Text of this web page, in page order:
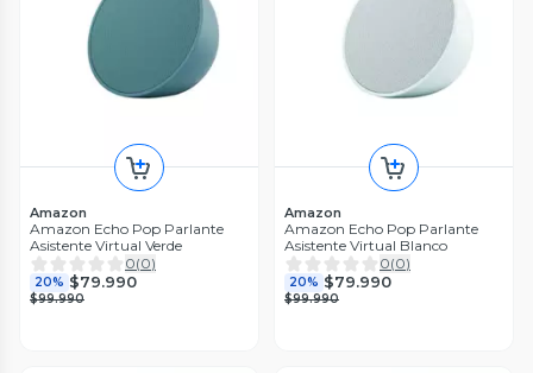
Amazon
Amazon Echo Pop Parlante
Asistente Virtual Verde
0(0)
20% $79.990
$99.990
Amazon
Amazon Echo Pop Parlante
Asistente Virtual Blanco
0(0)
20% $79.990
$99.990